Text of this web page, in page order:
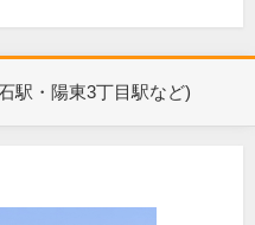
駅・陽東3丁目駅など)